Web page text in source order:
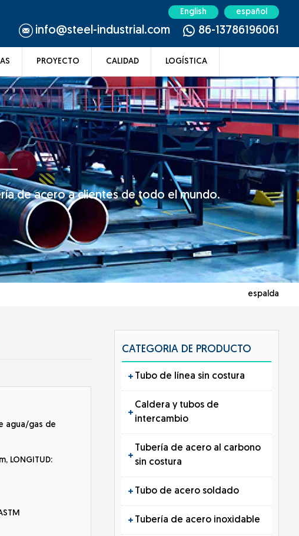
English español
86-13786196061
info@steel-industrial.com
PROYECTO CALIDAD LOGÍSTICA
de acero a clientes de todo el mundo.
espalda
CATEGORIA DE PRODUCTO
Tubo de línea sin costura
Caldera y tubos de
intercambio
Tubería de acero al carbono
sin costura
Tubo de acero soldado
Tubería de acero inoxidable
agua/gas de
LONGITUD: